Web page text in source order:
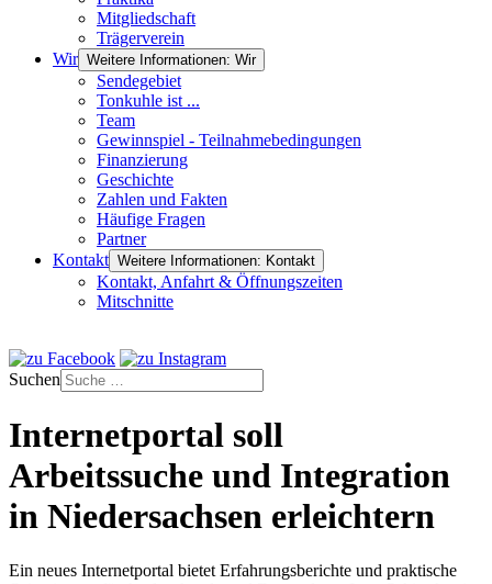
Mitgliedschaft
Trägerverein
Wir Weitere Informationen: Wir
Sendegebiet
Tonkuhle ist ...
Team
Gewinnspiel - Teilnahmebedingungen
Finanzierung
Geschichte
Zahlen und Fakten
Häufige Fragen
Partner
Kontakt Weitere Informationen: Kontakt
Kontakt, Anfahrt & Öffnungszeiten
Mitschnitte
Suchen
Internetportal soll
Arbeitssuche und Integration
in Niedersachsen erleichtern
Ein neues Internetportal bietet Erfahrungsberichte und praktische